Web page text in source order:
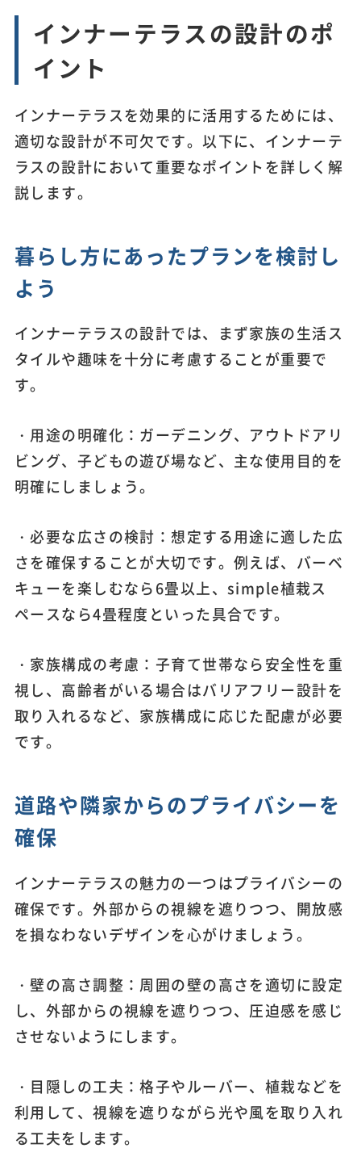
インナーテラスの設計のポ
イント
インナーテラスを効果的に活用するためには、
適切な設計が不可欠です。以下に、インナーテ
ラスの設計において重要なポイントを詳しく解
説します。
暮らし方にあったプランを検討し
よう
インナーテラスの設計では、まず家族の生活ス
タイルや趣味を十分に考慮することが重要で
す。
・用途の明確化：ガーデニング、アウトドアリ
ビング、子どもの遊び場など、主な使用目的を
明確にしましょう。
・必要な広さの検討：想定する用途に適した広
さを確保することが大切です。例えば、バーベ
キューを楽しむなら6畳以上、simple植栽ス
ペースなら4畳程度といった具合です。
・家族構成の考慮：子育て世帯なら安全性を重
視し、高齢者がいる場合はバリアフリー設計を
取り入れるなど、家族構成に応じた配慮が必要
です。
道路や隣家からのプライバシーを
確保
インナーテラスの魅力の一つはプライバシーの
確保です。外部からの視線を遮りつつ、開放感
を損なわないデザインを心がけましょう。
・壁の高さ調整：周囲の壁の高さを適切に設定
し、外部からの視線を遮りつつ、圧迫感を感じ
させないようにします。
・目隠しの工夫：格子やルーバー、植栽などを
利用して、視線を遮りながら光や風を取り入れ
る工夫をします。